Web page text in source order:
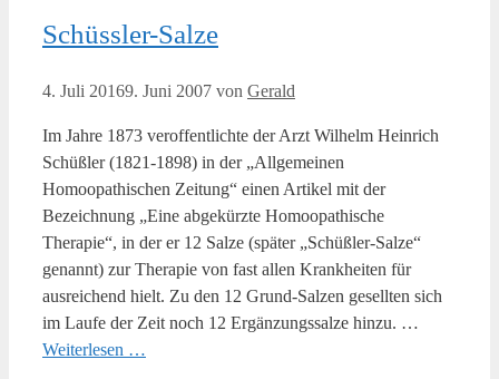
Schüssler-Salze
4. Juli 20169. Juni 2007 von Gerald
Im Jahre 1873 veroffentlichte der Arzt Wilhelm Heinrich
Schüßler (1821-1898) in der „Allgemeinen
Homoopathischen Zeitung“ einen Artikel mit der
Bezeichnung „Eine abgekürzte Homoopathische
Therapie“, in der er 12 Salze (später „Schüßler-Salze“
genannt) zur Therapie von fast allen Krankheiten für
ausreichend hielt. Zu den 12 Grund-Salzen gesellten sich
im Laufe der Zeit noch 12 Ergänzungssalze hinzu. …
Weiterlesen …